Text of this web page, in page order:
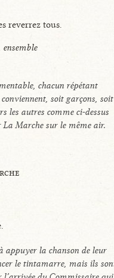
reverrez tous.
ensemble
chacun répétant
soit garçons, soit
les autres comme ci-dessus
Marche sur le même air.
appuyer la chanson de leur
le tintamarre, mais ils